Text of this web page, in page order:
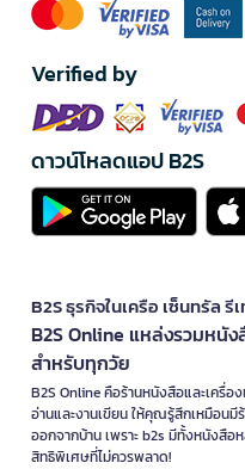
Verified by
ดาวน์โหลดแอป B2S
B2S ธุรกิจในเครือ เซ็นทรัล
B2S Online แหล่งรวมหนัง
สำหรับทุกวัย
B2S Online คือร้านหนังสือและเครื่
อ่านและงานเขียน ให้คุณรู้สึกเหมือน
ออกจากบ้าน เพราะ b2s มีทั้งหนังสื
สิทธิพิเศษที่ไม่ควรพลาด!